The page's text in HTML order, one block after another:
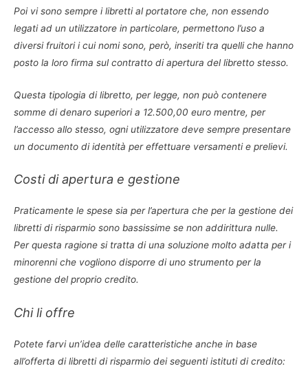
Poi vi sono sempre i libretti al portatore che, non essendo
legati ad un utilizzatore in particolare, permettono l’uso a
diversi fruitori i cui nomi sono, però, inseriti tra quelli che hanno
posto la loro firma sul contratto di apertura del libretto stesso.
Questa tipologia di libretto, per legge, non può contenere
somme di denaro superiori a 12.500,00 euro mentre, per
l’accesso allo stesso, ogni utilizzatore deve sempre presentare
un documento di identità per effettuare versamenti e prelievi.
Costi di apertura e gestione
Praticamente le spese sia per l’apertura che per la gestione dei
libretti di risparmio sono bassissime se non addirittura nulle.
Per questa ragione si tratta di una soluzione molto adatta per i
minorenni che vogliono disporre di uno strumento per la
gestione del proprio credito.
Chi li offre
Potete farvi un’idea delle caratteristiche anche in base
all’offerta di libretti di risparmio dei seguenti istituti di credito: